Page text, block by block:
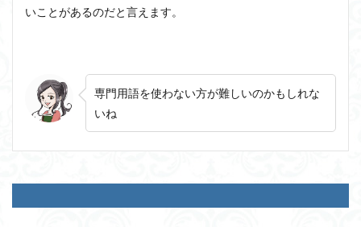
いことがあるのだと言えます。
専門用語を使わない方が難しいのかもしれな
いね